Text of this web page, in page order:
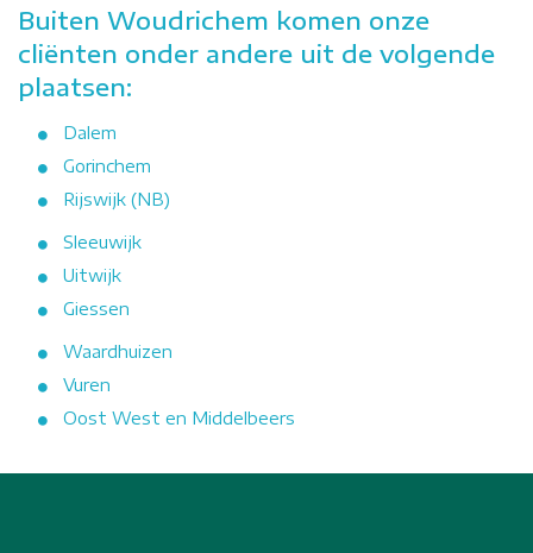
Buiten Woudrichem komen onze
cliënten onder andere uit de volgende
plaatsen:
Dalem
Gorinchem
Rijswijk (NB)
Sleeuwijk
Uitwijk
Giessen
Waardhuizen
Vuren
Oost West en Middelbeers